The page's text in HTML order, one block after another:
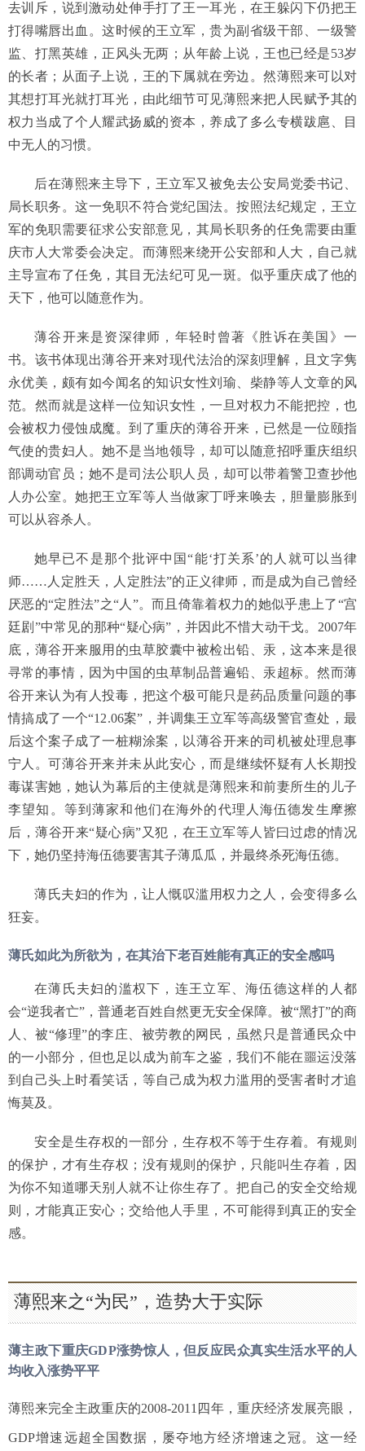
去训斥，说到激动处伸手打了王一耳光，在王躲闪下仍把王
打得嘴唇出血。这时候的王立军，贵为副省级干部、一级警
监、打黑英雄，正风头无两；从年龄上说，王也已经是53岁
的长者；从面子上说，王的下属就在旁边。然薄熙来可以对
其想打耳光就打耳光，由此细节可见薄熙来把人民赋予其的
权力当成了个人耀武扬威的资本，养成了多么专横跋扈、目
中无人的习惯。
后在薄熙来主导下，王立军又被免去公安局党委书记、
局长职务。这一免职不符合党纪国法。按照法纪规定，王立
军的免职需要征求公安部意见，其局长职务的任免需要由重
庆市人大常委会决定。而薄熙来绕开公安部和人大，自己就
主导宣布了任免，其目无法纪可见一斑。似乎重庆成了他的
天下，他可以随意作为。
薄谷开来是资深律师，年轻时曾著《胜诉在美国》一
书。该书体现出薄谷开来对现代法治的深刻理解，且文字隽
永优美，颇有如今闻名的知识女性刘瑜、柴静等人文章的风
范。然而就是这样一位知识女性，一旦对权力不能把控，也
会被权力侵蚀成魔。到了重庆的薄谷开来，已然是一位颐指
气使的贵妇人。她不是当地领导，却可以随意招呼重庆组织
部调动官员；她不是司法公职人员，却可以带着警卫查抄他
人办公室。她把王立军等人当做家丁呼来唤去，胆量膨胀到
可以从容杀人。
她早已不是那个批评中国“能‘打关系’的人就可以当律
师……人定胜天，人定胜法”的正义律师，而是成为自己曾经
厌恶的“定胜法”之“人”。而且倚靠着权力的她似乎患上了“宫
廷剧”中常见的那种“疑心病”，并因此不惜大动干戈。2007年
底，薄谷开来服用的虫草胶囊中被检出铅、汞，这本来是很
寻常的事情，因为中国的虫草制品普遍铅、汞超标。然而薄
谷开来认为有人投毒，把这个极可能只是药品质量问题的事
情搞成了一个“12.06案”，并调集王立军等高级警官查处，最
后这个案子成了一桩糊涂案，以薄谷开来的司机被处理息事
宁人。可薄谷开来并未从此安心，而是继续怀疑有人长期投
毒谋害她，她认为幕后的主使就是薄熙来和前妻所生的儿子
李望知。等到薄家和他们在海外的代理人海伍德发生摩擦
后，薄谷开来“疑心病”又犯，在王立军等人皆曰过虑的情况
下，她仍坚持海伍德要害其子薄瓜瓜，并最终杀死海伍德。
薄氏夫妇的作为，让人慨叹滥用权力之人，会变得多么
狂妄。
薄氏如此为所欲为，在其治下老百姓能有真正的安全感吗
在薄氏夫妇的滥权下，连王立军、海伍德这样的人都
会“逆我者亡”，普通老百姓自然更无安全保障。被“黑打”的商
人、被“修理”的李庄、被劳教的网民，虽然只是普通民众中
的一小部分，但也足以成为前车之鉴，我们不能在噩运没落
到自己头上时看笑话，等自己成为权力滥用的受害者时才追
悔莫及。
安全是生存权的一部分，生存权不等于生存着。有规则
的保护，才有生存权；没有规则的保护，只能叫生存着，因
为你不知道哪天别人就不让你生存了。把自己的安全交给规
则，才能真正安心；交给他人手里，不可能得到真正的安全
感。
薄熙来之“为民”，造势大于实际
薄主政下重庆GDP涨势惊人，但反应民众真实生活水平的人
均收入涨势平平
薄熙来完全主政重庆的2008-2011四年，重庆经济发展亮眼，
GDP增速远超全国数据，屡夺地方经济增速之冠。这一经